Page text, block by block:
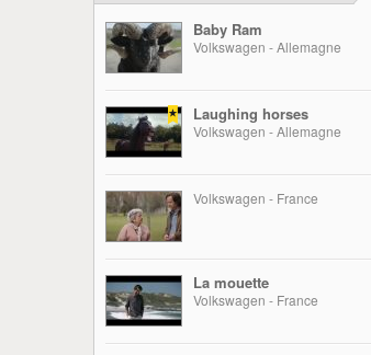
Baby Ram
Volkswagen - Allemagne
Laughing horses
Volkswagen - Allemagne
Volkswagen - France
La mouette
Volkswagen - France